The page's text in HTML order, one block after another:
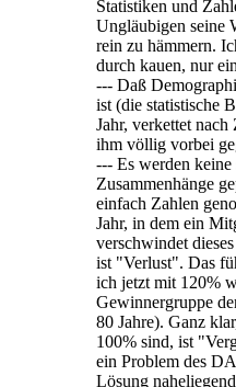
Statistiken und
Ungläubigen seine
rein zu hämmern.
durch kauen, nur
--- Daß
ist (die statistische
Jahr, verkettet nach
ihm völlig vorbei
--- Es werden keine
Zusammenhänge
einfach Zahlen
Jahr, in dem ein
verschwindet
ist "Verlust". Das
ich jetzt mit 120%
Gewinnergruppe
80 Jahre). Ganz
100% sind, ist
ein Problem des
Lösung